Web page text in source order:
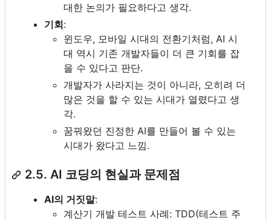
대한 논의가 필요하다고 생각.
기회:
윈도우, 모바일 시대의 전환기처럼, AI 시
대 역시 기존 개발자들이 더 큰 기회를 잡
을 수 있다고 판단.
개발자가 사라지는 것이 아니라, 오히려 더
많은 것을 할 수 있는 시대가 열렸다고 생
각.
꿈꿔왔던 진정한 AI를 만들어 볼 수 있는
시대가 왔다고 느낌.
2.5. AI 코딩의 현실과 문제점
AI의 거짓말:
계산기 개발 테스트 사례: TDD(테스트 주